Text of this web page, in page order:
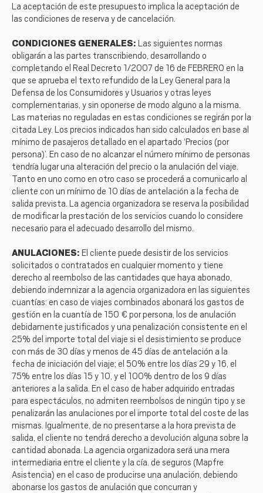
La aceptación de este presupuesto implica la aceptación de
las condiciones de reserva y de cancelación.
CONDICIONES GENERALES: Las siguientes normas
obligarán a las partes transcribiendo, desarrollando o
completando el Real Decreto 1/2007 de 16 de FEBRERO en la
que se aprueba el texto refundido de la Ley General para la
Defensa de los Consumidores y Usuarios y otras leyes
complementarias, y sin oponerse de modo alguno a la misma.
Las materias no reguladas en estas condiciones se regirán por la
citada Ley. Los precios indicados han sido calculados en base al
mínimo de pasajeros detallado en el apartado ‘Precios (por
persona)’. En caso de no alcanzar el número mínimo de personas
tendría lugar una alteración del precio o la anulación del viaje.
Tanto en uno como en otro caso se procederá a comunicarlo al
cliente con un mínimo de 10 días de antelación a la fecha de
salida prevista. La agencia organizadora se reserva la posibilidad
de modificar la prestación de los servicios cuando lo considere
necesario para el adecuado desarrollo del mismo.
ANULACIONES: El cliente puede desistir de los servicios
solicitados o contratados en cualquier momento y tiene
derecho al reembolso de las cantidades que haya abonado,
debiendo indemnizar a la agencia organizadora en las siguientes
cuantías: en caso de viajes combinados abonará los gastos de
gestión en la cuantía de 150 € por persona, los de anulación
debidamente justificados y una penalización consistente en el
25% del importe total del viaje si el desistimiento se produce
con más de 30 días y menos de 45 días de antelación a la
fecha de iniciación del viaje; el 50% entre los días 29 y 16, el
75% entre los días 15 y 10, y el 100% dentro de los 9 días
anteriores a la salida. En el caso de haber adquirido entradas
para espectáculos, no admiten reembolsos de ningún tipo y se
penalizarán las anulaciones por el importe total del coste de las
mismas. Igualmente, de no presentarse a la hora prevista de
salida, el cliente no tendrá derecho a devolución alguna sobre la
cantidad abonada. La agencia organizadora será una mera
intermediaria entre el cliente y la cía. de seguros (Mapfre
Asistencia) en el caso de producirse una anulación, debiendo
abonarse los gastos de anulación que concurran y